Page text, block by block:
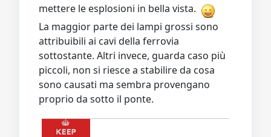
mettere le esplosioni in bella vista.
La maggior parte dei lampi grossi sono
attribuibili ai cavi della ferrovia
sottostante. Altri invece, guarda caso più
piccoli, non si riesce a stabilire da cosa
sono causati ma sembra provengano
proprio da sotto il ponte.